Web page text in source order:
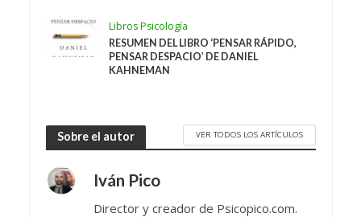
Libros Psicología
RESUMEN DEL LIBRO ‘PENSAR RÁPIDO,
PENSAR DESPACIO’ DE DANIEL
KAHNEMAN
Sobre el autor VER TODOS LOS ARTÍCULOS
Iván Pico
Director y creador de Psicopico.com.